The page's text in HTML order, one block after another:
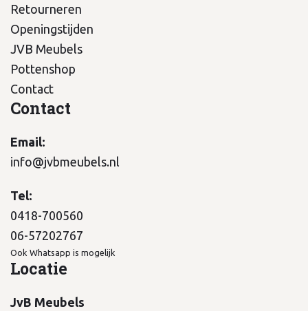
Retourneren
Openingstijden
JVB Meubels
Pottenshop
Contact
Contact
Email:
info@jvbmeubels.nl
Tel:
0418-700560
06-57202767
Ook Whatsapp is mogelijk
Locatie
JvB Meubels